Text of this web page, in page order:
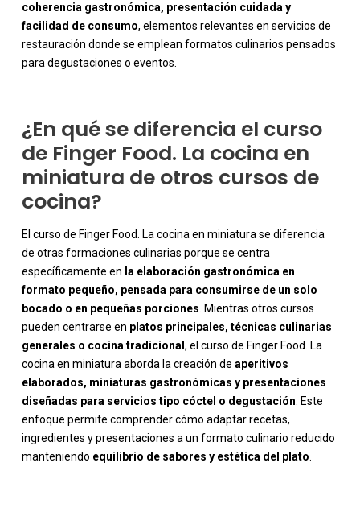
coherencia gastronómica, presentación cuidada y
facilidad de consumo, elementos relevantes en servicios de
restauración donde se emplean formatos culinarios pensados
para degustaciones o eventos.
¿En qué se diferencia el curso
de Finger Food. La cocina en
miniatura de otros cursos de
cocina?
El curso de Finger Food. La cocina en miniatura se diferencia
de otras formaciones culinarias porque se centra
específicamente en la elaboración gastronómica en
formato pequeño, pensada para consumirse de un solo
bocado o en pequeñas porciones. Mientras otros cursos
pueden centrarse en platos principales, técnicas culinarias
generales o cocina tradicional , el curso de Finger Food. La
cocina en miniatura aborda la creación de aperitivos
elaborados, miniaturas gastronómicas y presentaciones
diseñadas para servicios tipo cóctel o degustación. Este
enfoque permite comprender cómo adaptar recetas,
ingredientes y presentaciones a un formato culinario reducido
manteniendo equilibrio de sabores y estética del plato.
-